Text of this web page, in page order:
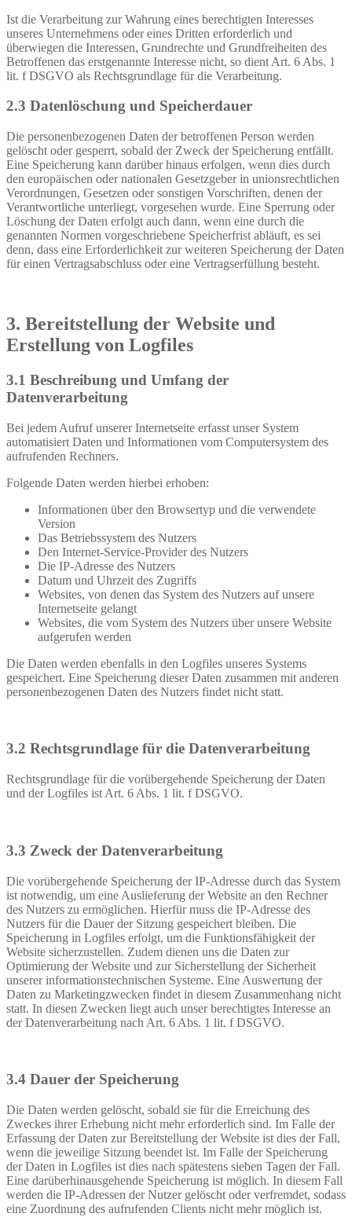
Ist die Verarbeitung zur Wahrung eines berechtigten Interesses
unseres Unternehmens oder eines Dritten erforderlich und
überwiegen die Interessen, Grundrechte und Grundfreiheiten des
Betroffenen das erstgenannte Interesse nicht, so dient Art. 6 Abs. 1
lit. f DSGVO als Rechtsgrundlage für die Verarbeitung.
2.3 Datenlöschung und Speicherdauer
Die personenbezogenen Daten der betroffenen Person werden
gelöscht oder gesperrt, sobald der Zweck der Speicherung entfällt.
Eine Speicherung kann darüber hinaus erfolgen, wenn dies durch
den europäischen oder nationalen Gesetzgeber in unionsrechtlichen
Verordnungen, Gesetzen oder sonstigen Vorschriften, denen der
Verantwortliche unterliegt, vorgesehen wurde. Eine Sperrung oder
Löschung der Daten erfolgt auch dann, wenn eine durch die
genannten Normen vorgeschriebene Speicherfrist abläuft, es sei
denn, dass eine Erforderlichkeit zur weiteren Speicherung der Daten
für einen Vertragsabschluss oder eine Vertragserfüllung besteht.
3. Bereitstellung der Website und
Erstellung von Logfiles
3.1 Beschreibung und Umfang der
Datenverarbeitung
Bei jedem Aufruf unserer Internetseite erfasst unser System
automatisiert Daten und Informationen vom Computersystem des
aufrufenden Rechners.
Folgende Daten werden hierbei erhoben:
Informationen über den Browsertyp und die verwendete
Version
Das Betriebssystem des Nutzers
Den Internet-Service-Provider des Nutzers
Die IP-Adresse des Nutzers
Datum und Uhrzeit des Zugriffs
Websites, von denen das System des Nutzers auf unsere
Internetseite gelangt
Websites, die vom System des Nutzers über unsere Website
aufgerufen werden
Die Daten werden ebenfalls in den Logfiles unseres Systems
gespeichert. Eine Speicherung dieser Daten zusammen mit anderen
personenbezogenen Daten des Nutzers findet nicht statt.
3.2 Rechtsgrundlage für die Datenverarbeitung
Rechtsgrundlage für die vorübergehende Speicherung der Daten
und der Logfiles ist Art. 6 Abs. 1 lit. f DSGVO.
3.3 Zweck der Datenverarbeitung
Die vorübergehende Speicherung der IP-Adresse durch das System
ist notwendig, um eine Auslieferung der Website an den Rechner
des Nutzers zu ermöglichen. Hierfür muss die IP-Adresse des
Nutzers für die Dauer der Sitzung gespeichert bleiben. Die
Speicherung in Logfiles erfolgt, um die Funktionsfähigkeit der
Website sicherzustellen. Zudem dienen uns die Daten zur
Optimierung der Website und zur Sicherstellung der Sicherheit
unserer informationstechnischen Systeme. Eine Auswertung der
Daten zu Marketingzwecken findet in diesem Zusammenhang nicht
statt. In diesen Zwecken liegt auch unser berechtigtes Interesse an
der Datenverarbeitung nach Art. 6 Abs. 1 lit. f DSGVO.
3.4 Dauer der Speicherung
Die Daten werden gelöscht, sobald sie für die Erreichung des
Zweckes ihrer Erhebung nicht mehr erforderlich sind. Im Falle der
Erfassung der Daten zur Bereitstellung der Website ist dies der Fall,
wenn die jeweilige Sitzung beendet ist. Im Falle der Speicherung
der Daten in Logfiles ist dies nach spätestens sieben Tagen der Fall.
Eine darüberhinausgehende Speicherung ist möglich. In diesem Fall
werden die IP-Adressen der Nutzer gelöscht oder verfremdet, sodass
eine Zuordnung des aufrufenden Clients nicht mehr möglich ist.